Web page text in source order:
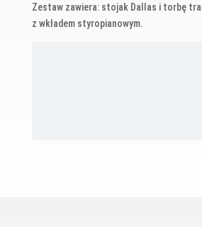
Zestaw zawiera: stojak Dallas i torbę
z wkładem styropianowym.